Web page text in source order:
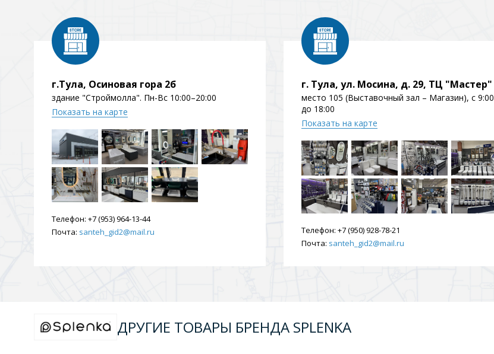
г.Тула, Осиновая гора 2б
здание "Строймолла". Пн-Вс 10:00–20:00
Показать на карте
Телефон: +7 (953) 964-13-44
Почта: santeh_gid2@mail.ru
г. Тула, ул. Мосина, д. 29, ТЦ "Мастер"
место 105 (Выставочный зал – Магазин), с 9:00
до 18:00
Показать на карте
Телефон: +7 (950) 928-78-21
Почта: santeh_gid2@mail.ru
ДРУГИЕ ТОВАРЫ БРЕНДА SPLENKA